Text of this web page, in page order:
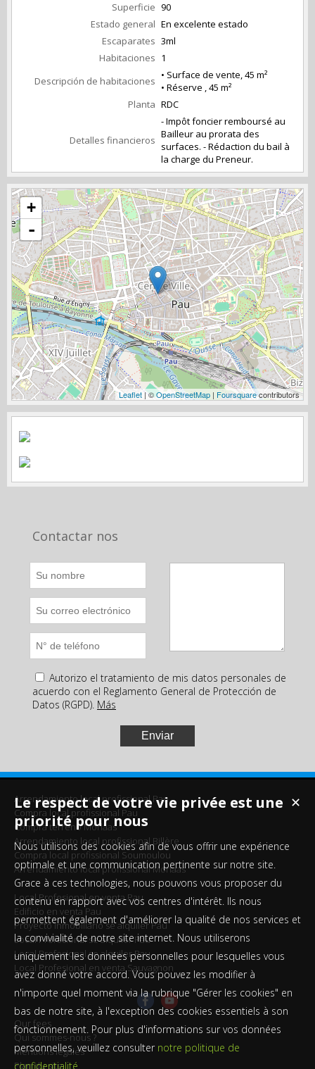
Superficie 90
Estado general En excelente estado
Escaparates 3ml
Habitaciones 1
Descripción de habitaciones • Surface de vente, 45 m²
• Réserve , 45 m²
Planta RDC
Detalles financieros
- Impôt foncier remboursé au
Bailleur au prorata des
surfaces. - Rédaction du bail à
la charge du Preneur.
+
-
Leaflet| ©OpenStreetMap | Foursquarecontributors
Contactar nos
Autorizo el tratamiento de mis datos personales de
acuerdo con el Reglamento General de Protección de
Datos (RGPD). Más
Arrendamiento local profissional Pau
Compra local profissional Pau
Compra terreno Morlaas
Arrendamiento local profissional Billère
Compra local profissional Soumoulou
Arrendamiento local profissional Morlaas
Local Profesional en venta Pau
Edificio en venta Pau
Proyecto inmobiliario se alquiler Pau
Local Profesional se alquiler Pau
Local Profesional se alquiler Pau
Local Profesional en venta Sauvagnon
Our fees
Qui sommes-nous ?
Mentions légales
Plan du site
✕
Le respect de votre vie privée est une
priorité pour nous
Nous utilisons des cookies afin de vous offrir une expérience
optimale et une communication pertinente sur notre site.
Grace à ces technologies, nous pouvons vous proposer du
contenu en rapport avec vos centres d'intérêt. Ils nous
permettent également d'améliorer la qualité de nos services et
la convivialité de notre site internet. Nous utiliserons
uniquement les données personnelles pour lesquelles vous
avez donné votre accord. Vous pouvez les modifier à
n'importe quel moment via la rubrique "Gérer les cookies" en
bas de notre site, à l'exception des cookies essentiels à son
fonctionnement. Pour plus d'informations sur vos données
personnelles, veuillez consulter notre politique de
confidentialité